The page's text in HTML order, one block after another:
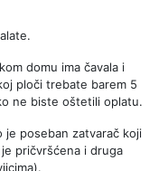
domu ima čavala i
ploči trebate barem 5
ne biste oštetili oplatu.
je poseban zatvarač koji
pričvršćena i druga